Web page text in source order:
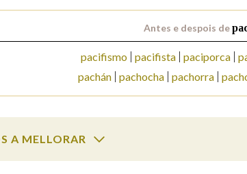
DE BUSCA
AXUDA NA
Antes e despois de
pacifismo pacifista paciporca
pachán
pachocha pachorra
A MELLORAR